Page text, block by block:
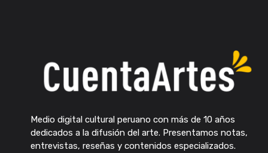
Medio digital cultural peruano con más de 10 años
dedicados a la difusión del arte. Presentamos notas,
entrevistas, reseñas y contenidos especializados.